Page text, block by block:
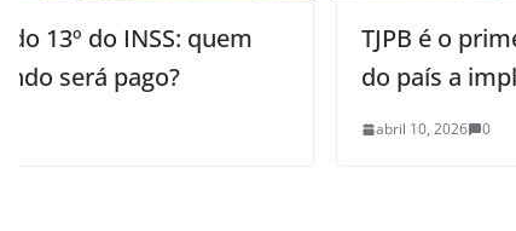
TJPB é o primeiro tribunal estadual
do país a implantar Sala Lilás